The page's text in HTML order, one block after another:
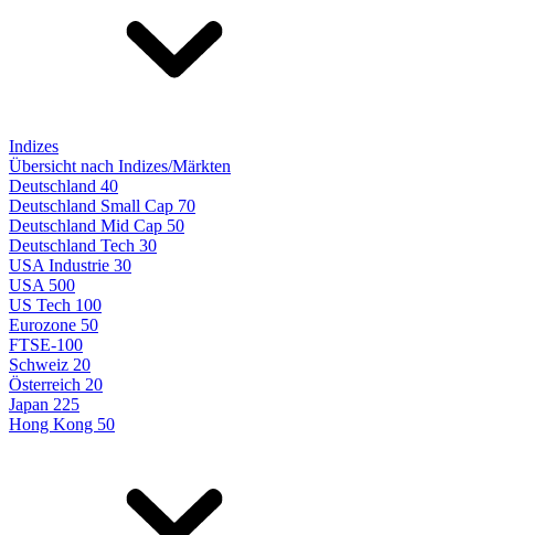
Indizes
Übersicht nach Indizes/Märkten
Deutschland 40
Deutschland Small Cap 70
Deutschland Mid Cap 50
Deutschland Tech 30
USA Industrie 30
USA 500
US Tech 100
Eurozone 50
FTSE-100
Schweiz 20
Österreich 20
Japan 225
Hong Kong 50